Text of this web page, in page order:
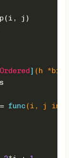
j)
Ordered ] (h
func (i, j int